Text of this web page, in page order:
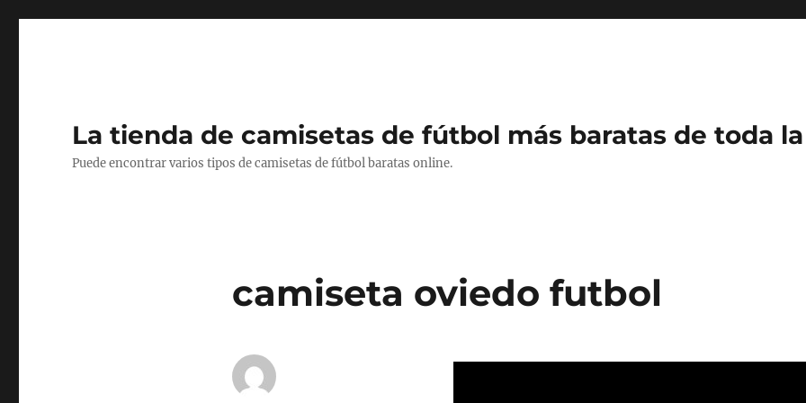
La tienda de camisetas de fútbol más baratas de toda
Puede encontrar varios tipos de camisetas de fútbol baratas online.
camiseta oviedo futbol